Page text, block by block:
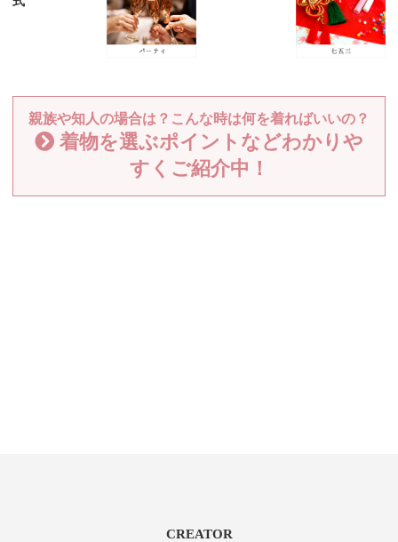
親族や知人の場合は？こんな時は何を着ればいいの？
着物を選ぶポイントなどわかりや
すくご紹介中！
CREATOR